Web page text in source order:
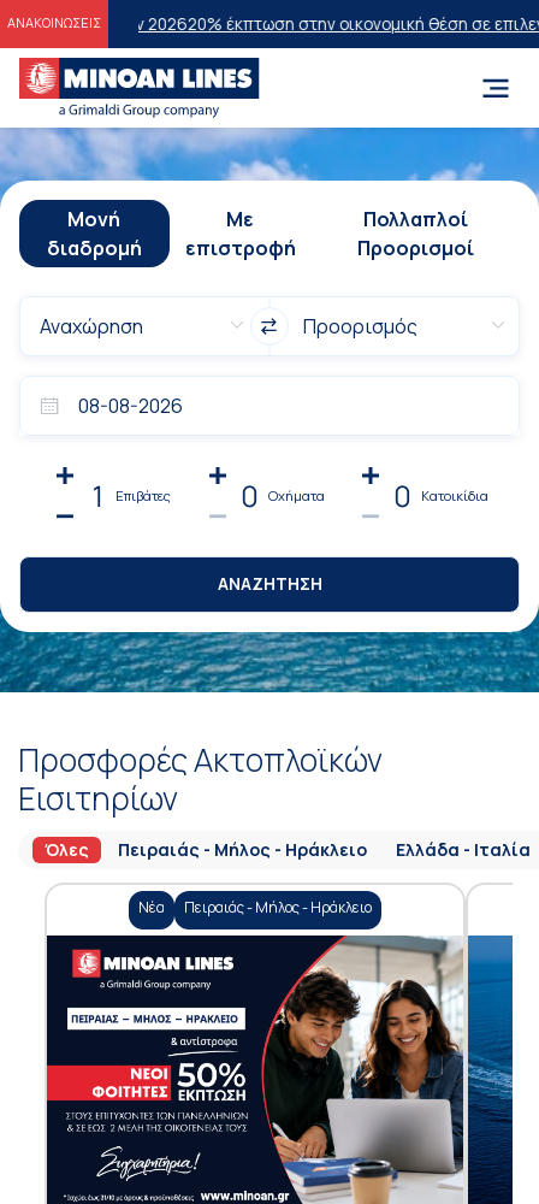
ΑΝΑΚΟΙΝΩΣΕΙΣ
202620% έκπτωση στην οικονομική θέση σε επιλεγμένα
Μονή
διαδρομή
Με
επιστροφή
Πολλαπλοί
Προορισμοί
1 Επιβάτες 0 Οχήματα 0 Κατοικίδια
ΑΝΑΖΗΤΗΣΗ
Προσφορές Ακτοπλοϊκών
Εισιτηρίων
Όλες Πειραιάς - Μήλος - Ηράκλειο Ελλάδα - Ιταλία
Νέα Πειραιάς - Μήλος - Ηράκλειο